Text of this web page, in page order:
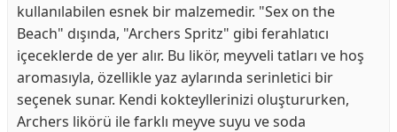
kullanılabilen esnek bir malzemedir. "Sex on the
Beach" dışında, "Archers Spritz" gibi ferahlatıcı
içeceklerde de yer alır. Bu likör, meyveli tatları ve hoş
aromasıyla, özellikle yaz aylarında serinletici bir
seçenek sunar. Kendi kokteyllerinizi oluştururken,
Archers likörü ile farklı meyve suyu ve soda